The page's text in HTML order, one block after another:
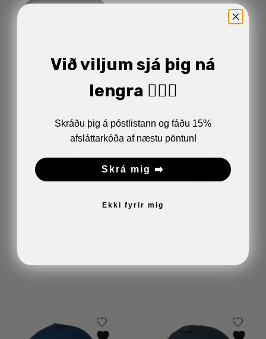
Oxsitis WP Hanskar Oxsitis EVO Hanskar
Við viljum sjá þig ná
lengra 🏋🏼‍♂️
Skráðu þig á póstlistann og fáðu 15%
afsláttarkóða af næstu pöntun!
Skrá mig ➡️
Ekki fyrir mig